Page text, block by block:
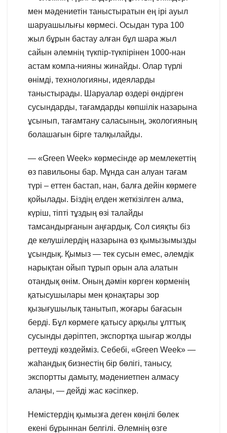
мен мәдениетін таныстыратын ең ірі ауыл
шаруашылығы көрмесі. Осыдан тура 100
жыл бұрын бастау алған бұл шара жыл
сайын әлемнің түкпір-түкпірінен 1000-нан
астам компа-нияны жинайды. Олар түрлі
өнімді, технологияны, идеяларды
таныстырады. Шаруалар өздері өндірген
сусындарды, тағамдарды көпшілік назарына
ұсынып, тағамтану саласының, экологияның
болашағын бірге талқылайды.
— «Green Week» көрмесінде әр мемлекеттің
өз павильоны бар. Мұнда сан алуан тағам
түрі – еттен бастап, нан, балға дейін көрмеге
қойылады. Біздің елден жеткізілген алма,
күріш, тіпті тұздың өзі талайды
тамсандырғанын аңғардық. Сол сияқты біз
де келушілердің назарына өз қымызымызды
ұсындық. Қымыз — тек сусын емес, әлемдік
нарықтан ойып тұрып орын ала алатын
отандық өнім. Оның дәмін көрген көрменің
қатысушылары мен қонақтары зор
қызығушылық танытып, жоғары бағасын
берді. Бұл көрмеге қатысу арқылы ұлттық
сусынды дәріптеп, экспортқа шығар жолды
реттеуді көздейміз. Себебі, «Green Week» —
жаһандық бизнестің бір бөлігі, танысу,
экспортты дамыту, мәдениетпен алмасу
алаңы, — дейді жас кәсіпкер.
Немістердің қымызға деген көңілі бөлек
екені бұрыннан белгілі. Әлемнің өзге